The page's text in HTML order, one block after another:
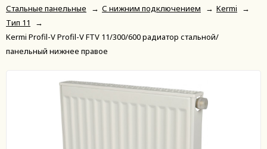
Стальные панельные
→ С нижним подключением → Kermi
→
Тип 11
→
Kermi Profil-V Profil-V FTV 11/300/600 радиатор стальной/
панельный нижнее правое